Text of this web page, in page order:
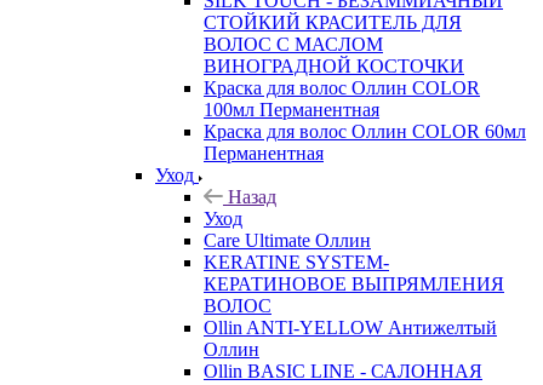
СТОЙКИЙ КРАСИТЕЛЬ ДЛЯ
ВОЛОС С МАСЛОМ
ВИНОГРАДНОЙ КОСТОЧКИ
Краска для волос Оллин COLOR
100мл Перманентная
Краска для волос Оллин COLOR 60мл
Перманентная
Уход
Назад
Уход
Care Ultimate Оллин
KERATINE SYSTEM-
КЕРАТИНОВОЕ ВЫПРЯМЛЕНИЯ
ВОЛОС
Ollin ANTI-YELLOW Антижелтый
Оллин
Ollin BASIC LINE - САЛОННАЯ